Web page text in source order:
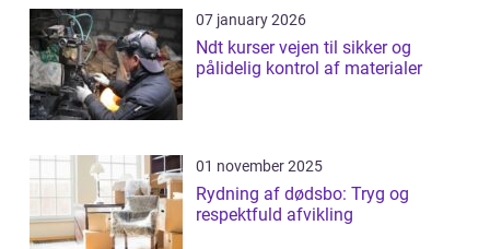
07 january 2026
Ndt kurser vejen til sikker og
pålidelig kontrol af materialer
01 november 2025
Rydning af dødsbo: Tryg og
respektfuld afvikling